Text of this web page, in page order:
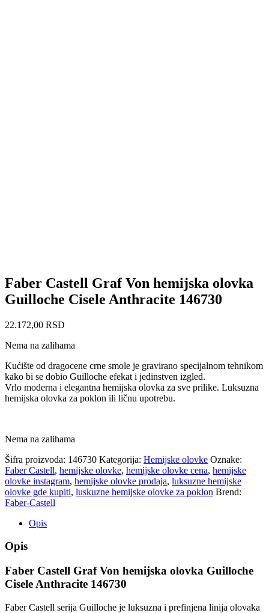
Faber Castell Graf Von hemijska olovka
Guilloche Cisele Anthracite 146730
22.172,00 RSD
Nema na zalihama
Kućište od dragocene crne smole je gravirano specijalnom tehnikom
kako bi se dobio Guilloche efekat i jedinstven izgled.
Vrlo moderna i elegantna hemijska olovka za sve prilike. Luksuzna
hemijska olovka za poklon ili ličnu upotrebu.
Nema na zalihama
Šifra proizvoda: 146730 Kategorija: Hemijske olovke Oznake:
Faber Castell, hemijske olovke, hemijske olovke cena, hemijske
olovke instagram, hemijske olovke prodaja, luksuzne hemijske
olovke gde kupiti, luskuzne hemijske olovke za poklon Brend:
Faber-Castell
Opis
Opis
Faber Castell Graf Von hemijska olovka Guilloche
Cisele Anthracite 146730
Faber Castell serija Guilloche je luksuzna i prefinjena linija olovaka